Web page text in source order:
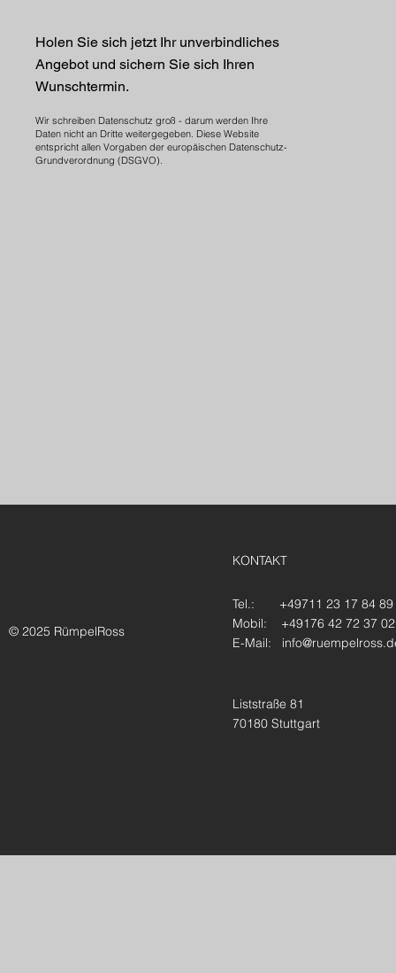
Holen Sie sich jetzt Ihr unverbindliches
Angebot und sichern Sie sich Ihren
Wunschtermin.
Wir schreiben Datenschutz groß - darum werden Ihre
Daten nicht an Dritte weitergegeben. Diese Website
entspricht allen Vorgaben der europäischen Datenschutz-
Grundverordnung (DSGVO).
© 2025 RümpelRoss
KONTAKT
Tel.: +49711 23 17 84 89
Mobil: +49176 42 72 37 02
E-Mail:
Liststraße 81
70180 Stuttgart